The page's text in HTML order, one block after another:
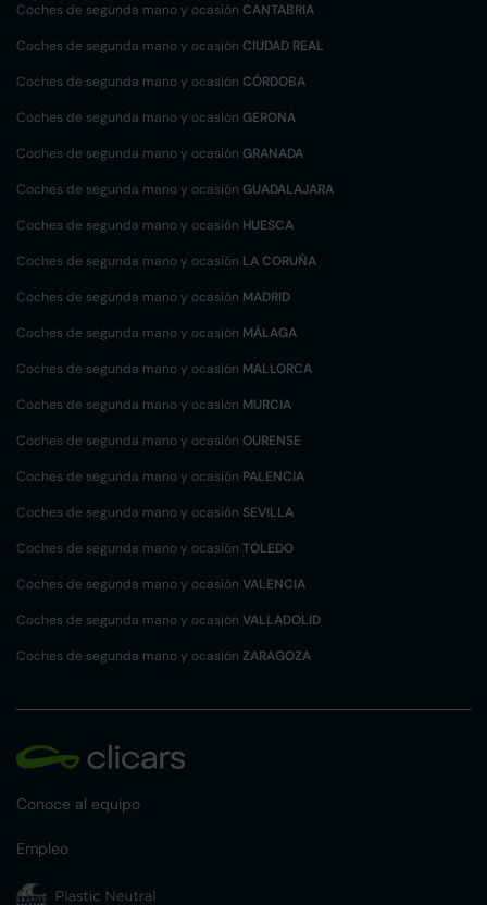
Coches de segunda mano y ocasión CANTABRIA
Coches de segunda mano y ocasión CIUDAD REAL
Coches de segunda mano y ocasión CÓRDOBA
Coches de segunda mano y ocasión GERONA
Coches de segunda mano y ocasión GRANADA
Coches de segunda mano y ocasión GUADALAJARA
Coches de segunda mano y ocasión HUESCA
Coches de segunda mano y ocasión LA CORUÑA
Coches de segunda mano y ocasión MADRID
Coches de segunda mano y ocasión MÁLAGA
Coches de segunda mano y ocasión MALLORCA
Coches de segunda mano y ocasión MURCIA
Coches de segunda mano y ocasión OURENSE
Coches de segunda mano y ocasión PALENCIA
Coches de segunda mano y ocasión SEVILLA
Coches de segunda mano y ocasión TOLEDO
Coches de segunda mano y ocasión VALENCIA
Coches de segunda mano y ocasión VALLADOLID
Coches de segunda mano y ocasión ZARAGOZA
Conoce al equipo
Empleo